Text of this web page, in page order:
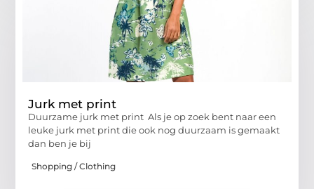
Jurk met print
Duurzame jurk met print Als je op zoek bent naar een
leuke jurk met print die ook nog duurzaam is gemaakt
dan ben je bij
Shopping / Clothing